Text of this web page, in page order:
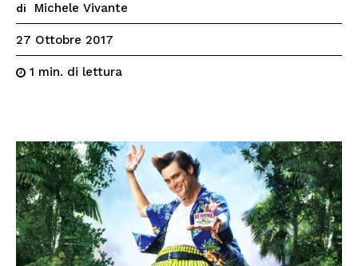
di Michele Vivante
27 Ottobre 2017
1 min. di lettura